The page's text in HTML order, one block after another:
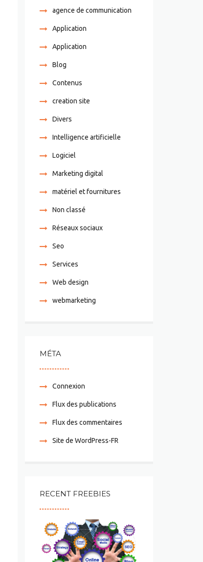
agence de communication
Application
Application
Blog
Contenus
creation site
Divers
Intelligence artificielle
Logiciel
Marketing digital
matériel et fournitures
Non classé
Réseaux sociaux
Seo
Services
Web design
webmarketing
MÉTA
Connexion
Flux des publications
Flux des commentaires
Site de WordPress-FR
RECENT FREEBIES